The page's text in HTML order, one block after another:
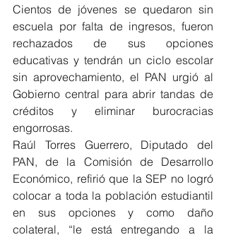
Cientos de jóvenes se quedaron sin
escuela por falta de ingresos, fueron
rechazados de sus opciones
educativas y tendrán un ciclo escolar
sin aprovechamiento, el PAN urgió al
Gobierno central para abrir tandas de
créditos y eliminar burocracias
engorrosas.
Raúl Torres Guerrero, Diputado del
PAN, de la Comisión de Desarrollo
Económico, refirió que la SEP no logró
colocar a toda la población estudiantil
en sus opciones y como daño
colateral, “le está entregando a la